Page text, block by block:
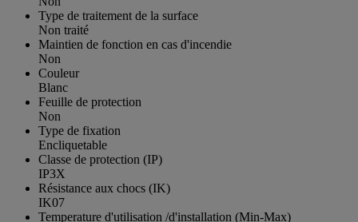
Type de traitement de la surface
Non traité
Maintien de fonction en cas d'incendie
Non
Couleur
Blanc
Feuille de protection
Non
Type de fixation
Encliquetable
Classe de protection (IP)
IP3X
Résistance aux chocs (IK)
IK07
Temperature d'utilisation /d'installation (Min-Max)